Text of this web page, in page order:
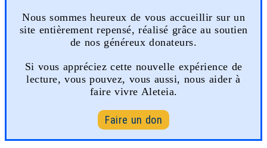
Nous sommes heureux de vous accueillir sur un
site entièrement repensé, réalisé grâce au soutien
de nos généreux donateurs.
Si vous appréciez cette nouvelle expérience de
lecture, vous pouvez, vous aussi, nous aider à
faire vivre Aleteia.
Faire un don